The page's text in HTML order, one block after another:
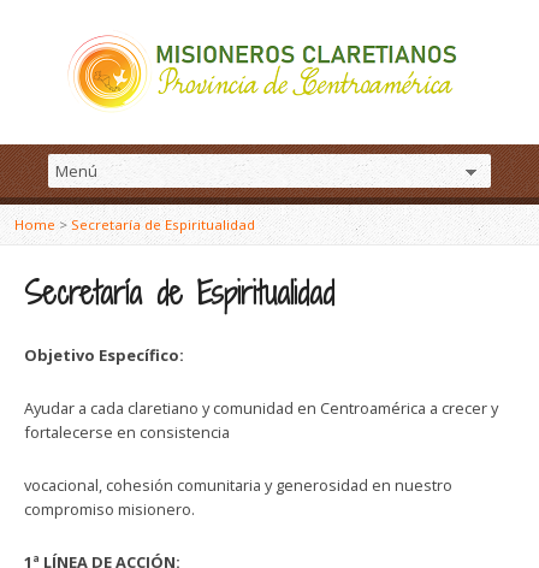
Home > Secretaría de Espiritualidad
Secretaría de Espiritualidad
Objetivo Específico:
Ayudar a cada claretiano y comunidad en Centroamérica a crecer y
fortalecerse en consistencia
vocacional, cohesión comunitaria y generosidad en nuestro
compromiso misionero.
1ª LÍNEA DE ACCIÓN: